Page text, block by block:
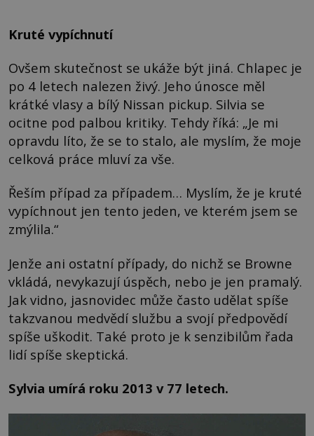
Kruté vypíchnutí
Ovšem skutečnost se ukáže být jiná. Chlapec je
po 4 letech nalezen živý. Jeho únosce měl
krátké vlasy a bílý Nissan pickup. Silvia se
ocitne pod palbou kritiky. Tehdy říká: „Je mi
opravdu líto, že se to stalo, ale myslím, že moje
celková práce mluví za vše.
Řeším případ za případem… Myslím, že je kruté
vypíchnout jen tento jeden, ve kterém jsem se
zmýlila.“
Jenže ani ostatní případy, do nichž se Browne
vkládá, nevykazují úspěch, nebo je jen pramalý.
Jak vidno, jasnovidec může často udělat spíše
takzvanou medvědí službu a svojí předpovědí
spíše uškodit. Také proto je k senzibilům řada
lidí spíše skeptická.
Sylvia umírá roku 2013 v 77 letech.